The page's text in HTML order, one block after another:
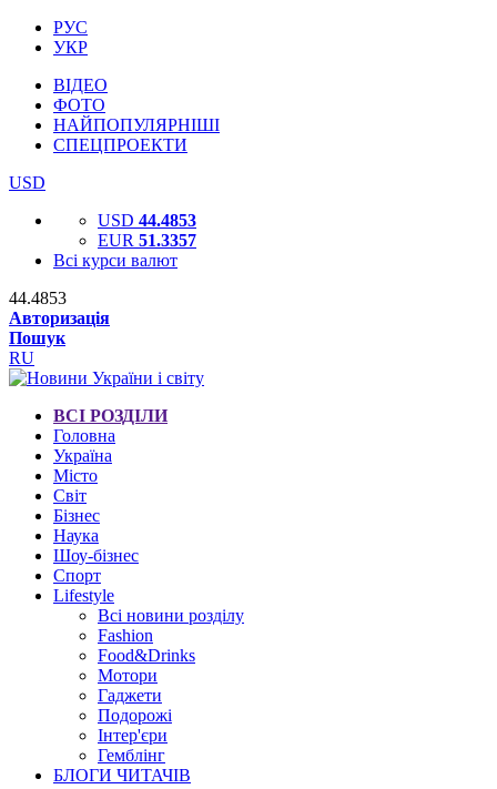
РУС
УКР
ВІДЕО
ФОТО
НАЙПОПУЛЯРНІШІ
СПЕЦПРОЕКТИ
USD
USD 44.4853
EUR 51.3357
Всі курси валют
44.4853
Авторизація
Пошук
RU
ВСІ РОЗДІЛИ
Головна
Україна
Місто
Світ
Бізнес
Наука
Шоу-бізнес
Спорт
Lifestyle
Всі новини розділу
Fashion
Food&Drinks
Мотори
Гаджети
Подорожі
Інтер'єри
Гемблінг
БЛОГИ ЧИТАЧІВ